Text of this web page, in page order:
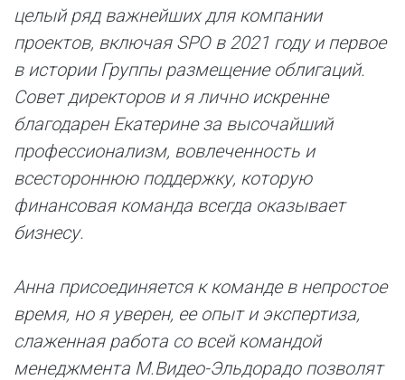
целый ряд важнейших для компании
проектов, включая SPO в 2021 году и первое
в истории Группы размещение облигаций.
Совет директоров и я лично искренне
благодарен Екатерине за высочайший
профессионализм, вовлеченность и
всестороннюю поддержку, которую
финансовая команда всегда оказывает
бизнесу.
Анна присоединяется к команде в непростое
время, но я уверен, ее опыт и экспертиза,
слаженная работа со всей командой
менеджмента М.Видео-Эльдорадо позволят